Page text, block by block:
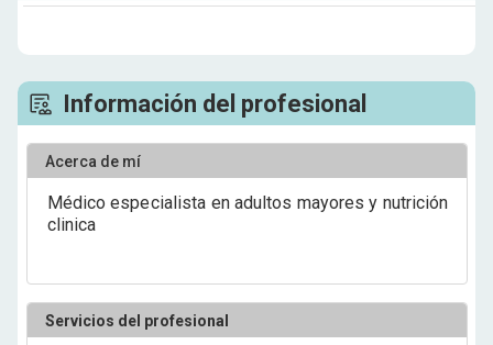
Información del profesional
Acerca de mí
Médico especialista en adultos mayores y nutrición
clinica
Servicios del profesional